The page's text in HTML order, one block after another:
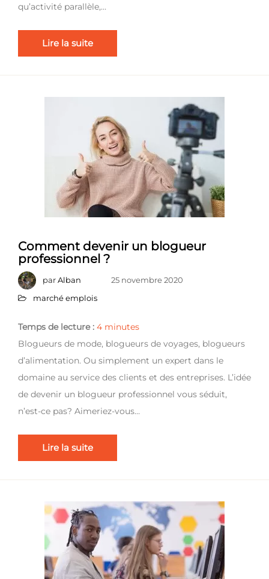
qu’activité parallèle,…
Lire la suite
Comment devenir un blogueur
professionnel ?
parAlban
25 novembre 2020
marché emplois
Temps de lecture : 4 minutes
Blogueurs de mode, blogueurs de voyages, blogueurs
d’alimentation. Ou simplement un expert dans le
domaine au service des clients et des entreprises. L’idée
de devenir un blogueur professionnel vous séduit,
n’est-ce pas? Aimeriez-vous…
Lire la suite